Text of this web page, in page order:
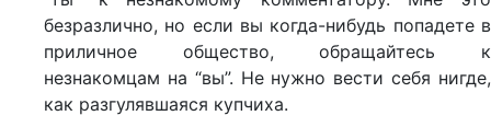
безразлично, но если вы когда-нибудь попадете в
приличное общество, обращайтесь к
незнакомцам на “вы”. Не нужно вести себя нигде,
как разгулявшаяся купчиха.